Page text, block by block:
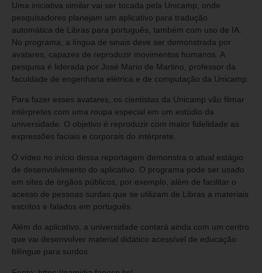
Uma iniciativa similar vai ser tocada pela Unicamp, onde
pesquisadores planejam um aplicativo para tradução
automática de Libras para português, também com uso de IA.
No programa, a língua de sinais deve ser demonstrada por
avatares, capazes de reproduzir movimentos humanos. A
pesquisa é liderada por José Mario de Martino, professor da
faculdade de engenharia elétrica e de computação da Unicamp.
Para fazer esses avatares, os cientistas da Unicamp vão filmar
intérpretes com uma roupa especial em um estúdio da
universidade. O objetivo é reproduzir com maior fidelidade as
expressões faciais e corporais do intérprete.
O vídeo no início dessa reportagem demonstra o atual estágio
de desenvolvimento do aplicativo. O programa pode ser usado
em sites de órgãos públicos, por exemplo, além de facilitar o
acesso de pessoas surdas que se utilizam de Libras a materiais
escritos e falados em português.
Além do aplicativo, a universidade contará ainda com um centro
que vai desenvolver material didático acessível de educação
bilíngue para surdos.